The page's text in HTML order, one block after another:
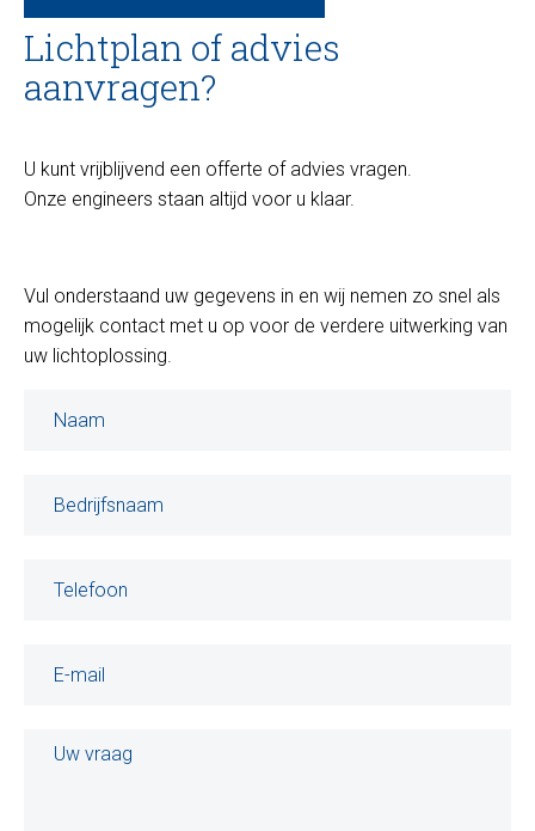
Lichtplan of advies
aanvragen?
U kunt vrijblijvend een offerte of advies vragen.
Onze engineers staan altijd voor u klaar.
Vul onderstaand uw gegevens in en wij nemen zo snel als
mogelijk contact met u op voor de verdere uitwerking van
uw lichtoplossing.